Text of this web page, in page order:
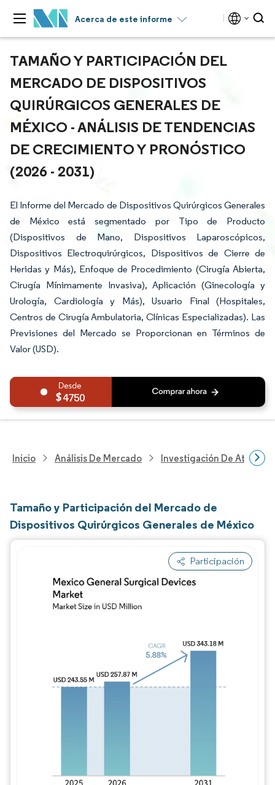
Acerca de este informe
TAMAÑO Y PARTICIPACIÓN DEL
MERCADO DE DISPOSITIVOS
QUIRÚRGICOS GENERALES DE
MÉXICO - ANÁLISIS DE TENDENCIAS
DE CRECIMIENTO Y PRONÓSTICO
(2026 - 2031)
El Informe del Mercado de Dispositivos Quirúrgicos Generales
de México está segmentado por Tipo de Producto
(Dispositivos de Mano, Dispositivos Laparoscópicos,
Dispositivos Electroquirúrgicos, Dispositivos de Cierre de
Heridas y Más), Enfoque de Procedimiento (Cirugía Abierta,
Cirugía Mínimamente Invasiva), Aplicación (Ginecología y
Urología, Cardiología y Más), Usuario Final (Hospitales,
Centros de Cirugía Ambulatoria, Clínicas Especializadas). Las
Previsiones del Mercado se Proporcionan en Términos de
Valor (USD).
4750
Inicio Análisis De Mercado Investigación De
Tamaño y Participación del Mercado de
Dispositivos Quirúrgicos Generales de México
Participación